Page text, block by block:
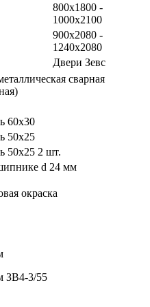
800x1800 -
1000x2100
900х2080 -
1240х2080
Двери Зевс
сварная
60х30
50х25
50х25 2 шт.
d 24 мм
окраска
ЗВ4-3/55